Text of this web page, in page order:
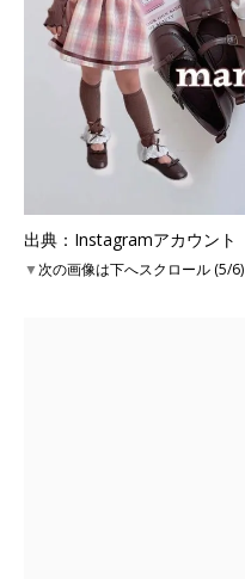
出典：Instagramアカウント
▼次の画像は下へスクロール (5/6)